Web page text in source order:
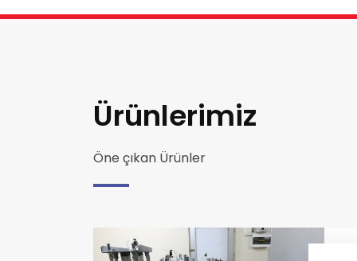
Ürünlerimiz
Öne çıkan Ürünler